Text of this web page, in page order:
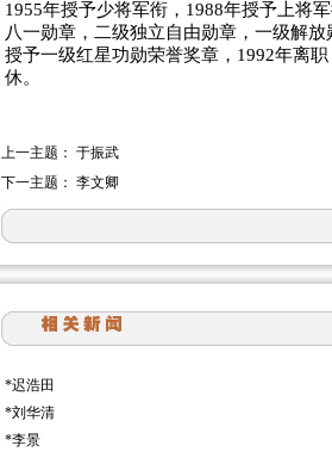
1955年授予少将军衔，1988年授予上将
八一勋章，二级独立自由勋章，一级解放
授予一级红星功勋荣誉奖章，1992年离
休。
上一主题： 于振武
下一主题： 李文卿
*迟浩田
*刘华清
*李景